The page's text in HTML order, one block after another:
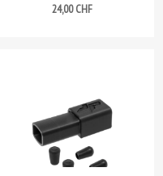
Prix
24,00 CHF